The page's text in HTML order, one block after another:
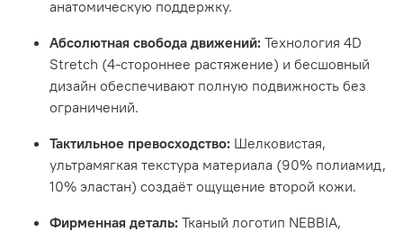
анатомическую поддержку.
Абсолютная свобода движений: Технология 4D
Stretch (4-стороннее растяжение) и бесшовный
дизайн обеспечивают полную подвижность без
ограничений.
Тактильное превосходство: Шелковистая,
ультрамягкая текстура материала (90% полиамид,
10% эластан) создаёт ощущение второй кожи.
Фирменная деталь: Тканый логотип NEBBIA,